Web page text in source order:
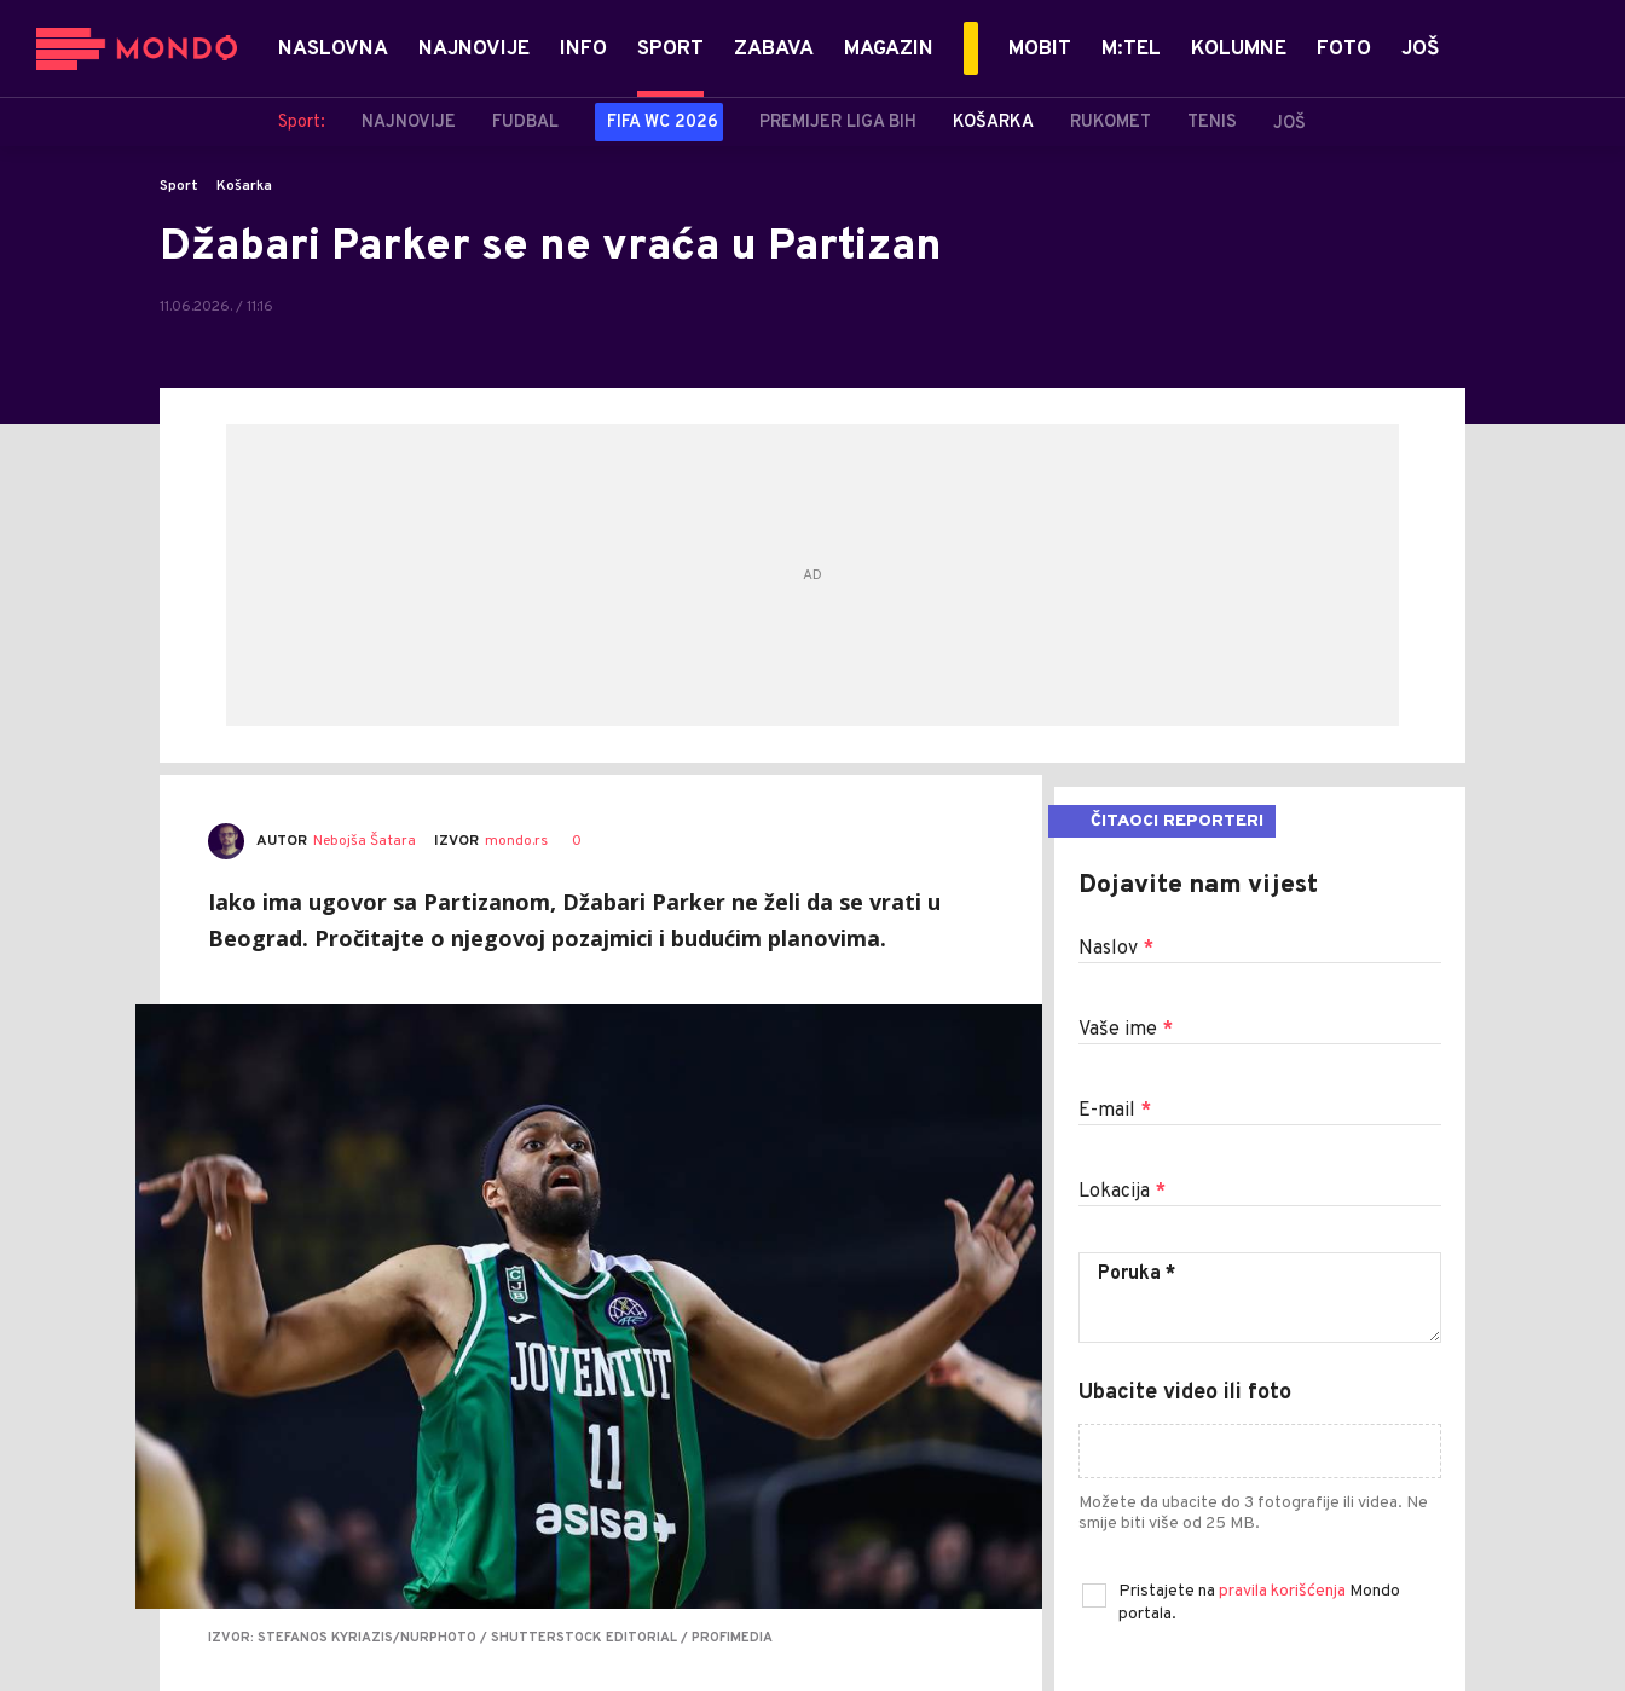
NASLOVNA NAJNOVIJE INFO SPORT
Sport: NAJNOVIJE FUDBAL FIFA WC 2026 PREMIJER LIGA BIH KOŠARKA RUKOMET TENIS JOŠ
ZABAVA MAGAZIN MOBIT M:TEL KOLUMNE FOTO JOŠ
Sport Košarka
Džabari Parker se ne vraća u Partizan
11.06.2026. / 11:16
AUTOR Nebojša Šatara IZVOR mondo.rs 0
Iako ima ugovor sa Partizanom, Džabari Parker ne želi da se vrati u
Beograd. Pročitajte o njegovoj pozajmici i budućim planovima.
IZVOR: STEFANOS KYRIAZIS/NURPHOTO / SHUTTERSTOCK EDITORIAL / PROFIMEDIA
ČITAOCI REPORTERI
Dojavite nam vijest
Naslov *
Vaše ime *
E-mail *
Lokacija *
Ubacite video ili foto
Možete da ubacite do 3 fotografije ili videa. Ne
smije biti više od 25 MB.
Pristajete na pravila korišćenja Mondo
portala.